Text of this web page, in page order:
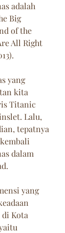
adalah
Big
of the
All Right
yang
kita
Titanic
Lalu,
tepatnya
dalam
yang
Kota